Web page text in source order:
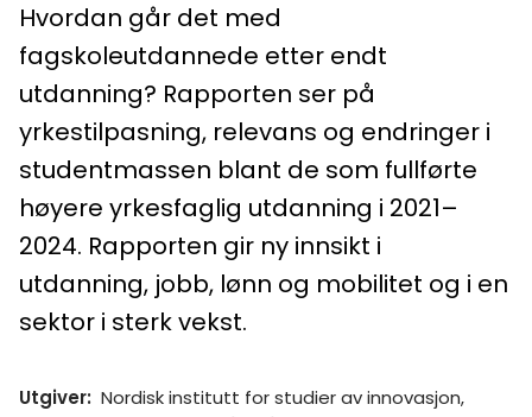
Hvordan går det med
fagskoleutdannede etter endt
utdanning? Rapporten ser på
yrkestilpasning, relevans og endringer i
studentmassen blant de som fullførte
høyere yrkesfaglig utdanning i 2021–
2024. Rapporten gir ny innsikt i
utdanning, jobb, lønn og mobilitet og i en
sektor i sterk vekst.
Utgiver: Nordisk institutt for studier av innovasjon,